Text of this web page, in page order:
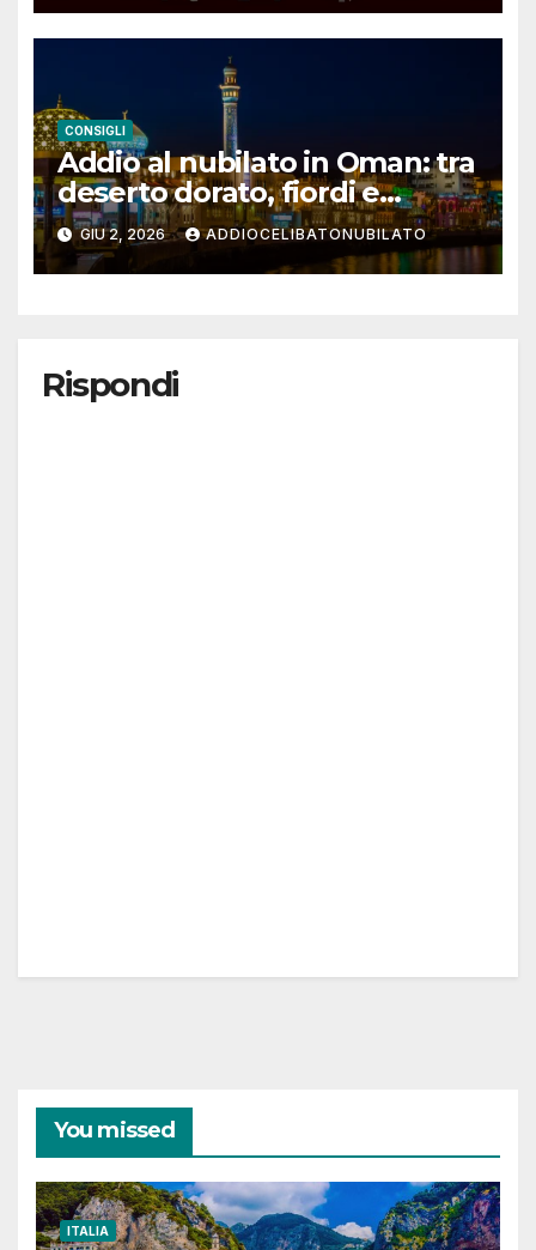
CONSIGLI
Addio al nubilato in Oman: tra
deserto dorato, fiordi e
cultura araba
GIU 2, 2026 ADDIOCELIBATONUBILATO
Rispondi
You missed
ITALIA